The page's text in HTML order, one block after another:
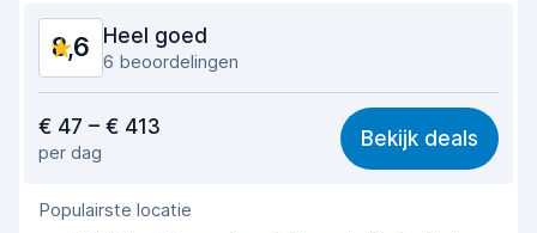
Staat van de auto
8,6 Heel goed
6 beoordelingen
8,5
Makkelijk te vinden 8,8
Behulpzame medewerker
€ 47 – € 413
per dag
Bekijk deals
Populairste locatie